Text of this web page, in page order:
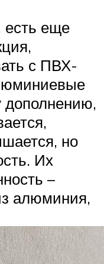
есть еще
с ПВХ-
дополнению,
но
Их
–
алюминия,